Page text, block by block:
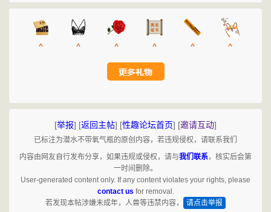
^ ^ ^ ^ ^ ^
[举报] [返回主帖] [性趣论坛首页] [邀请互动]
已标注为潜水不带氧气瓶的原创内容，若违规侵权，请联系我们
内容由网友自行发布分享，如果违规或侵权，请与我们联系，核实后会第
一时间删除。
User-generated content only. If any content violates your rights, please
contact us for removal.
若发现本帖涉嫌未成年，人兽等违禁内容，
请点击举报